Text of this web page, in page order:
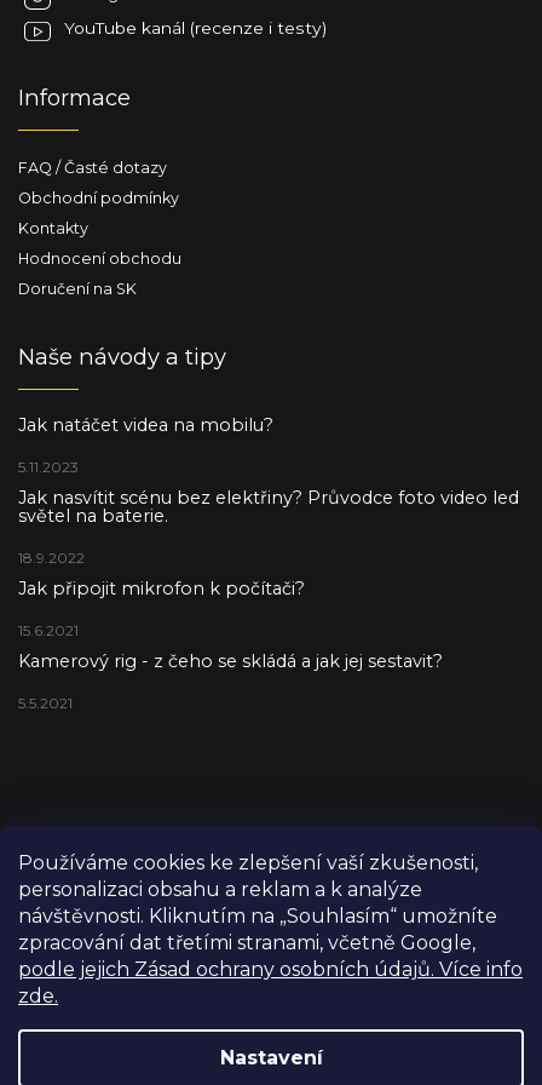
Používáme cookies ke zlepšení vaší zkušenosti,
personalizaci obsahu a reklam a k analýze
návštěvnosti. Kliknutím na „Souhlasím“ umožníte
zpracování dat třetími stranami, včetně Google,
podle jejich Zásad ochrany osobních údajů. Více info
zde.
Nastavení
YouTube kanál (recenze i testy)
Informace
FAQ / Časté dotazy
Obchodní podmínky
Kontakty
Hodnocení obchodu
Doručení na SK
Naše návody a tipy
Jak natáčet videa na mobilu?
5.11.2023
Jak nasvítit scénu bez elektřiny? Průvodce foto video led
světel na baterie.
18.9.2022
Jak připojit mikrofon k počítači?
15.6.2021
Kamerový rig - z čeho se skládá a jak jej sestavit?
5.5.2021
Copyright 2026FILM-TECHNIKA. Všechna práva vyhrazena.
Upravit nastavení cookies